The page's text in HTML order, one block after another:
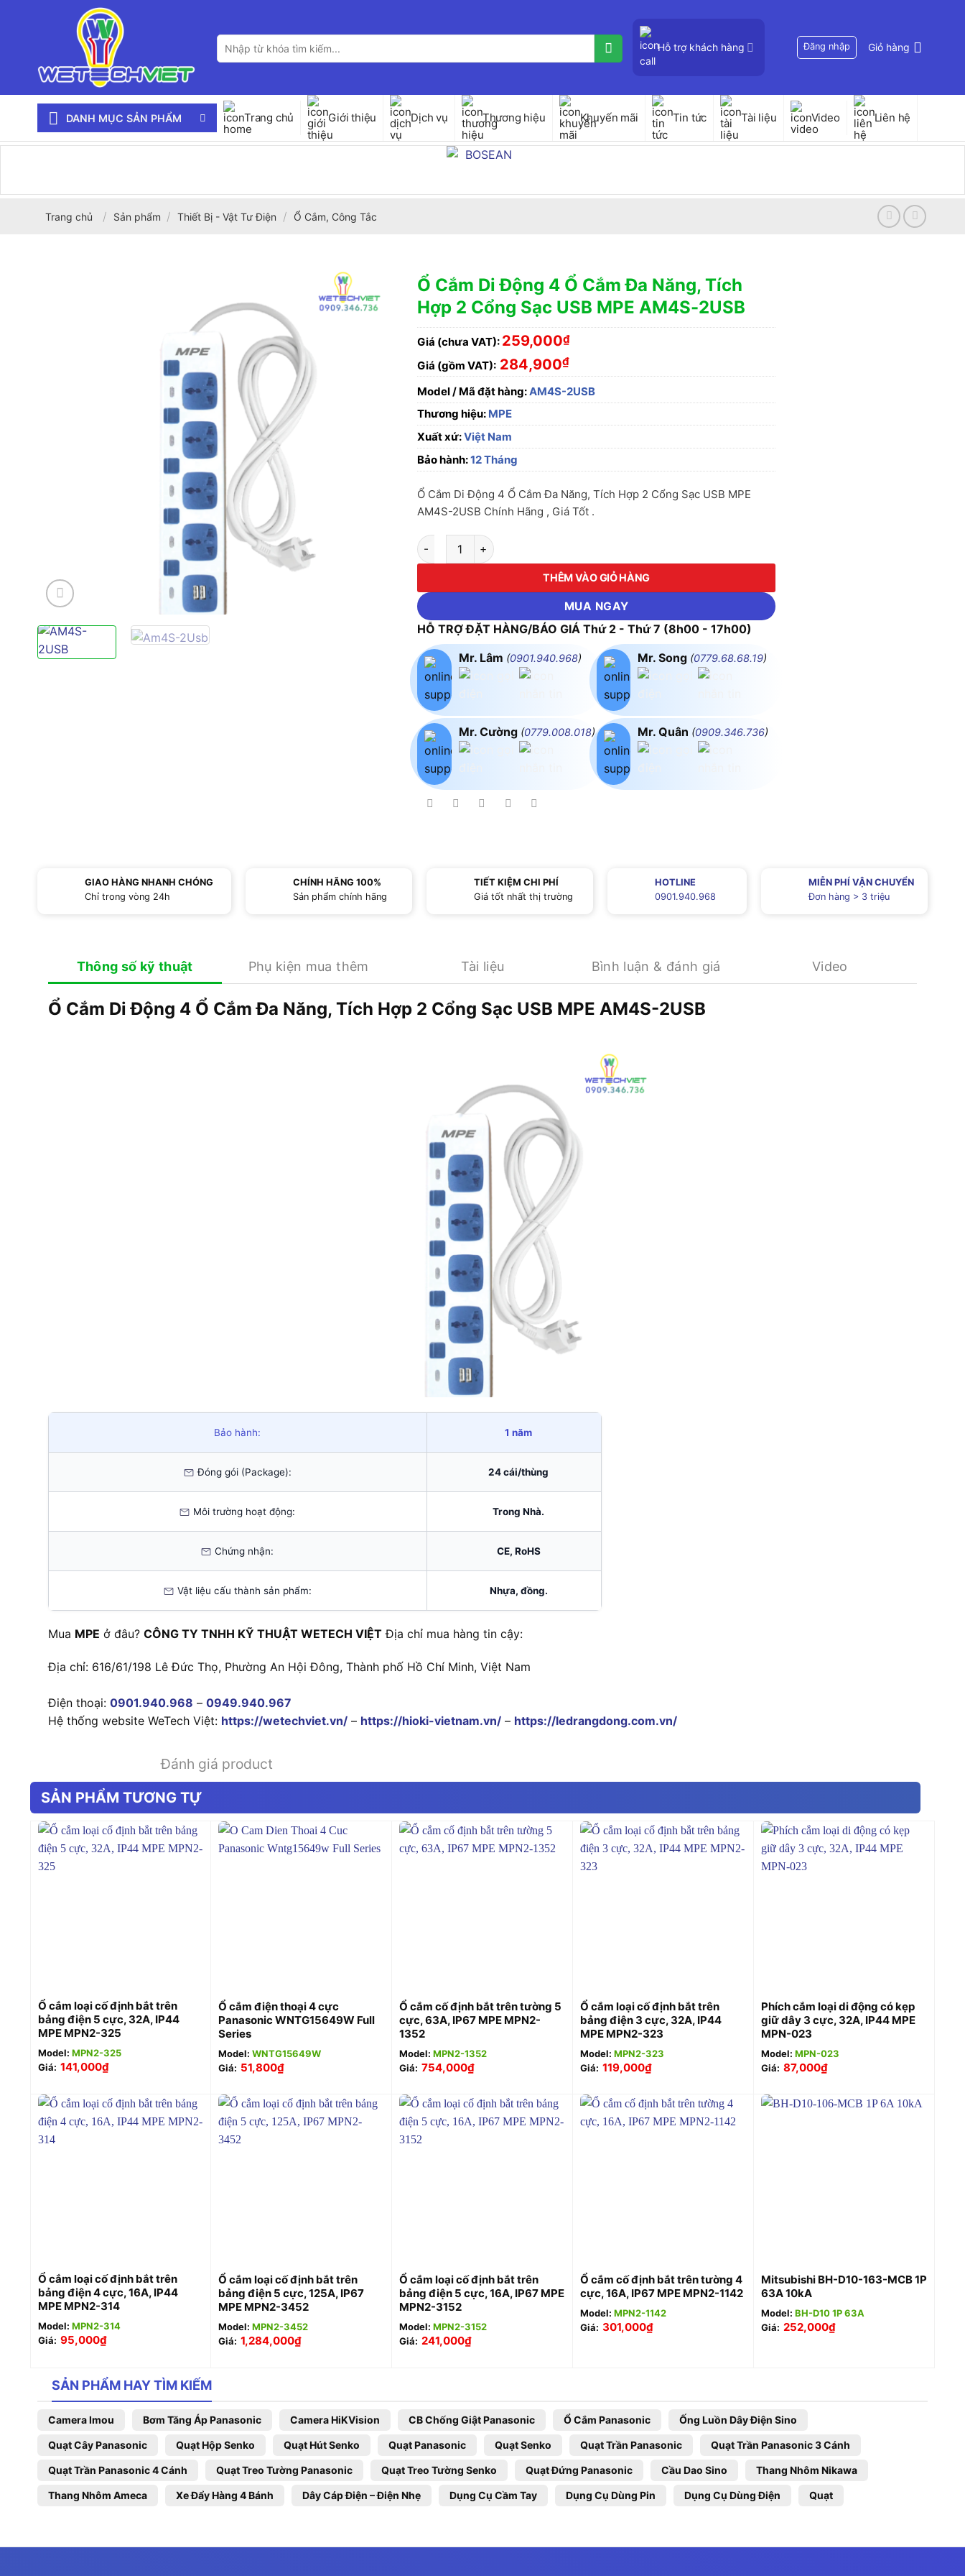
Tìm
kiếm:
Hỗ trợ khách hàng Đăng nhập Giỏ hàng
DANH MỤC SẢN PHẨM Trang chủ Giới thiệu Dịch vụ Thương hiệu Khuyến mãi Tin tức Tài liệu Video Liên hệ
Trang chủ / Sản phẩm / Thiết Bị - Vật Tư Điện / Ổ Cắm, Công Tắc
Ổ Cắm Di Động 4 Ổ Cắm Đa Năng, Tích
Hợp 2 Cổng Sạc USB MPE AM4S-2USB
Giá (chưa VAT): 259,000₫
Giá (gồm VAT): 284,900₫
Model / Mã đặt hàng:AM4S-2USB
Thương hiệu: MPE
Xuất xứ:Việt Nam
Bảo hành:12 Tháng
Ổ Cắm Di Động 4 Ổ Cắm Đa Năng, Tích Hợp 2 Cổng Sạc USB MPE
AM4S-2USB Chính Hãng , Giá Tốt .
Ổ Cắm Di Động 4 Ổ Cắm Đa Năng, Tích Hợp 2 Cổng Sạc USB MPE AM4S-2USB số lượng
THÊM VÀO GIỎ HÀNG
MUA NGAY
HỖ TRỢ ĐẶT HÀNG/BÁO GIÁ Thứ 2 - Thứ 7 (8h00 - 17h00)
Mr. Lâm (0901.940.968)
Mr. Cường (0779.008.018)
Mr. Song (0779.68.68.19)
Mr. Quân (0909.346.736)
GIAO HÀNG NHANH CHÓNG
Chỉ trong vòng 24h
CHÍNH HÃNG 100%
Sản phẩm chính hãng
TIẾT KIỆM CHI PHÍ
Giá tốt nhất thị trường
HOTLINE
0901.940.968
MIỄN PHÍ VẬN CHUYỂN
Đơn hàng > 3 triệu
Thông số kỹ thuật Phụ kiện mua thêm Tài liệu Bình luận & đánh giá Video
Ổ Cắm Di Động 4 Ổ Cắm Đa Năng, Tích Hợp 2 Cổng Sạc USB MPE AM4S-2USB
Bảo hành: 1 năm
Đóng gói (Package): 24 cái/thùng
Môi trường hoạt động: Trong Nhà.
Chứng nhận: CE, RoHS
Vật liệu cấu thành sản phẩm: Nhựa, đồng.
Mua MPE ở đâu? CÔNG TY TNHH KỸ THUẬT WETECH VIỆT Địa chỉ mua hàng tin cậy:
Địa chỉ: 616/61/198 Lê Đức Thọ, Phường An Hội Đông, Thành phố Hồ Chí Minh, Việt Nam
Điện thoại: 0901.940.968 – 0949.940.967
Hệ thống website WeTech Việt: https://wetechviet.vn/ – https://hioki-vietnam.vn/ – https://ledrangdong.com.vn/
Đánh giá product
SẢN PHẨM TƯƠNG TỰ
Ổ cắm loại cố định bắt trên
bảng điện 5 cực, 32A, IP44
MPE MPN2-325
Model: MPN2-325
Giá: 141,000₫
Ổ cắm điện thoại 4 cực
Panasonic WNTG15649W Full
Series
Model: WNTG15649W
Giá: 51,800₫
Ổ cắm cố định bắt trên tường 5
cực, 63A, IP67 MPE MPN2-
1352
Model: MPN2-1352
Giá: 754,000₫
Ổ cắm loại cố định bắt trên
bảng điện 3 cực, 32A, IP44
MPE MPN2-323
Model: MPN2-323
Giá: 119,000₫
Phích cắm loại di động có kẹp
giữ dây 3 cực, 32A, IP44 MPE
MPN-023
Model: MPN-023
Giá: 87,000₫
Ổ cắm loại cố định bắt trên
bảng điện 4 cực, 16A, IP44
MPE MPN2-314
Model: MPN2-314
Giá: 95,000₫
Ổ cắm loại cố định bắt trên
bảng điện 5 cực, 125A, IP67
MPE MPN2-3452
Model: MPN2-3452
Giá: 1,284,000₫
Ổ cắm loại cố định bắt trên
bảng điện 5 cực, 16A, IP67 MPE
MPN2-3152
Model: MPN2-3152
Giá: 241,000₫
Ổ cắm cố định bắt trên tường 4
cực, 16A, IP67 MPE MPN2-1142
Model: MPN2-1142
Giá: 301,000₫
Mitsubishi BH-D10-163-MCB 1P
63A 10kA
Model: BH-D10 1P 63A
Giá: 252,000₫
SẢN PHẨM HAY TÌM KIẾM
Camera Imou Bơm Tăng Áp Panasonic Camera HiKVision CB Chống Giật Panasonic Ổ Cắm Panasonic Ống Luồn Dây Điện Sino
Quạt Cây Panasonic Quạt Hộp Senko Quạt Hút Senko Quạt Panasonic Quạt Senko Quạt Trần Panasonic Quạt Trần Panasonic 3 Cánh
Quạt Trần Panasonic 4 Cánh Quạt Treo Tường Panasonic Quạt Treo Tường Senko Quạt Đứng Panasonic Cầu Dao Sino Thang Nhôm Nikawa
Thang Nhôm Ameca Xe Đẩy Hàng 4 Bánh Dây Cáp Điện – Điện Nhẹ Dụng Cụ Cầm Tay Dụng Cụ Dùng Pin Dụng Cụ Dùng Điện Quạt